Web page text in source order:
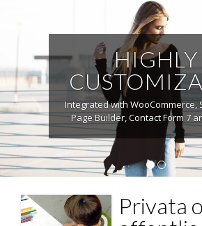
HIGHLY
Integrated with WooCommerce,
Page Builder, Contact Form 7
Privata